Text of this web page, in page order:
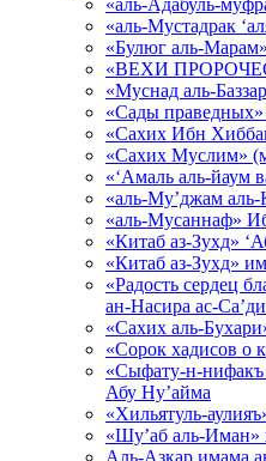
«аль-Адабуль-
«аль-Мустадрак
«Булюг аль-
«ВЕХИ
«Муснад аль-
«Сады
«Сахих Ибн
«Сахих Муслим»
«‘Амаль аль-йаум
«аль-Му’джам аль-
«аль-Мусаннаф»
«Китаб аз-Зухд»
«Китаб аз-Зухд»
«Радость сердец
ан-Насира ас-
«Сахих аль-
«Сорок хадисов о
«Сыфату-н-нифакъ
Абу Ну’айма
«Хильятуль-
«Шу’аб аль-Иман»